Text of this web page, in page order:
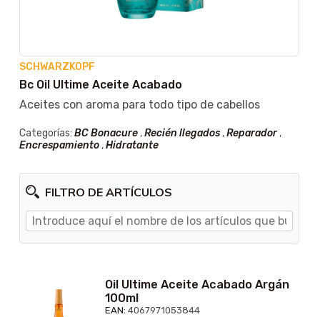
SCHWARZKOPF
Bc Oil Ultime Aceite Acabado
Aceites con aroma para todo tipo de cabellos
Categorías: BC Bonacure,Recién llegados,Reparador,
Encrespamiento,Hidratante
FILTRO DE ARTÍCULOS
Oil Ultime Aceite Acabado Argán
100ml
EAN: 4067971053844